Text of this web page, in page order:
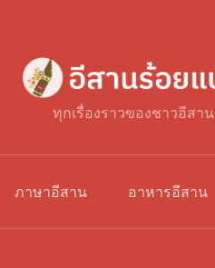
ทุกเรื่องราวของชาวอีสาน
ภาษาอีสาน อาหารอีสาน